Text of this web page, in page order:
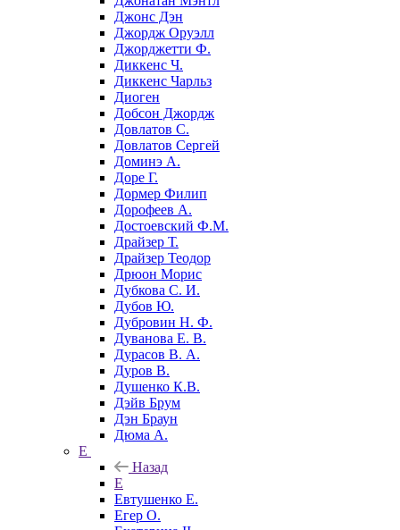
Джонс Дэн
Джордж Оруэлл
Джорджетти Ф.
Диккенс Ч.
Диккенс Чарльз
Диоген
Добсон Джордж
Довлатов С.
Довлатов Сергей
Доминэ А.
Доре Г.
Дормер Филип
Дорофеев А.
Достоевский Ф.М.
Драйзер Т.
Драйзер Теодор
Дрюон Морис
Дубкова С. И.
Дубов Ю.
Дубровин Н. Ф.
Дуванова Е. В.
Дурасов В. А.
Дуров В.
Душенко К.В.
Дэйв Брум
Дэн Браун
Дюма А.
Е
Назад
Е
Евтушенко Е.
Егер О.